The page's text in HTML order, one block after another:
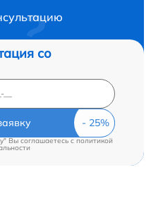
со
Вы соглашаетесь cполитикой